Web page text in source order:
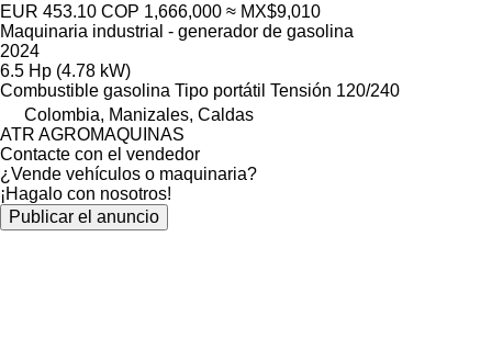
EUR 453.10 COP 1,666,000 ≈ MX$9,010
Maquinaria industrial - generador de gasolina
2024
6.5 Hp (4.78 kW)
Combustible gasolina Tipo portátil Tensión 120/240
Colombia, Manizales, Caldas
ATR AGROMAQUINAS
Contacte con el vendedor
¿Vende vehículos o maquinaria?
¡Hagalo con nosotros!
Publicar el anuncio